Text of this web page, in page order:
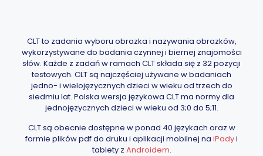
CLT to zadania wyboru obrazka i nazywania obrazków,
wykorzystywane do badania czynnej i biernej znajomości
słów. Każde z zadań w ramach CLT składa się z 32 pozycji
testowych. CLT są najczęściej używane w badaniach
jedno- i wielojęzycznych dzieci w wieku od trzech do
siedmiu lat. Polska wersja językowa CLT ma normy dla
jednojęzycznych dzieci w wieku od 3;0 do 5;11.
CLT są obecnie dostępne w ponad 40 językach oraz w
formie plików pdf do druku i aplikacji mobilnej na iPadyi
tablety z Androidem.